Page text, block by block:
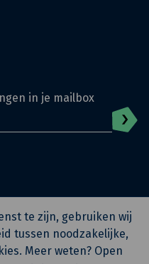
in je mailbox
Algemene voorwaarden
te zijn, gebruiken wij
tussen noodzakelijke,
Meer weten? Open